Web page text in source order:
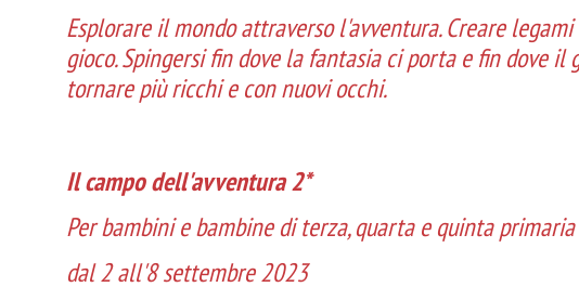
Esplorare il mondo attraverso l'avventura. Creare
gioco. Spingersi fin dove la fantasia ci porta e fin dove il
tornare più ricchi e con nuovi occhi.
Il campo dell'avventura 2*
Per bambini e bambine di terza, quarta e quinta primaria
dal 2 all'8 settembre 2023